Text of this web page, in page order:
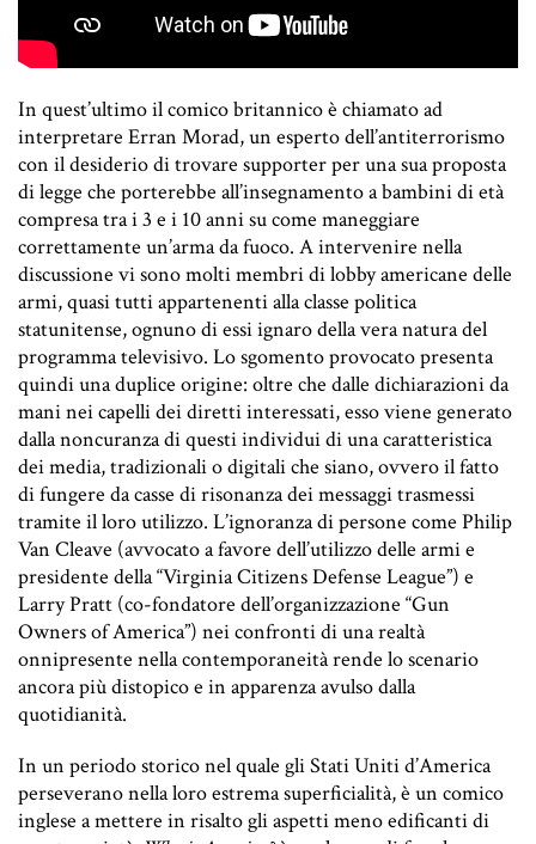
In quest’ultimo il comico britannico è chiamato ad
interpretare Erran Morad, un esperto dell’antiterrorismo
con il desiderio di trovare supporter per una sua proposta
di legge che porterebbe all’insegnamento a bambini di età
compresa tra i 3 e i 10 anni su come maneggiare
correttamente un’arma da fuoco. A intervenire nella
discussione vi sono molti membri di lobby americane delle
armi, quasi tutti appartenenti alla classe politica
statunitense, ognuno di essi ignaro della vera natura del
programma televisivo. Lo sgomento provocato presenta
quindi una duplice origine: oltre che dalle dichiarazioni da
mani nei capelli dei diretti interessati, esso viene generato
dalla noncuranza di questi individui di una caratteristica
dei media, tradizionali o digitali che siano, ovvero il fatto
di fungere da casse di risonanza dei messaggi trasmessi
tramite il loro utilizzo. L’ignoranza di persone come Philip
Van Cleave (avvocato a favore dell’utilizzo delle armi e
presidente della “Virginia Citizens Defense League”) e
Larry Pratt (co-fondatore dell’organizzazione “Gun
Owners of America”) nei confronti di una realtà
onnipresente nella contemporaneità rende lo scenario
ancora più distopico e in apparenza avulso dalla
quotidianità.
In un periodo storico nel quale gli Stati Uniti d’America
perseverano nella loro estrema superficialità, è un comico
inglese a mettere in risalto gli aspetti meno edificanti di